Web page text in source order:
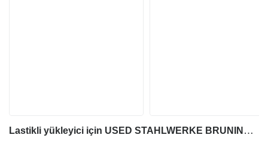
Lastikli yükleyici için USED STAHLWERKE BRUNING HAUS 716DX HYDRAULIC PUMP hidrolik motor